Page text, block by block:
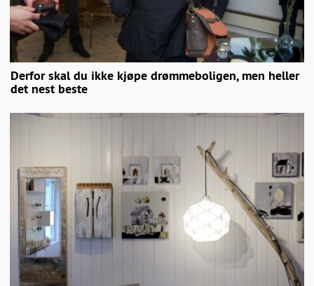
Derfor skal du ikke kjøpe drømmeboligen, men heller
det nest beste